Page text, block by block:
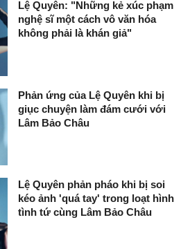
Lệ Quyên: "Những kẻ xúc phạm
nghệ sĩ một cách vô văn hóa
không phải là khán giả"
Phản ứng của Lệ Quyên khi bị
giục chuyện làm đám cưới với
Lâm Bảo Châu
Lệ Quyên phản pháo khi bị soi
kéo ảnh 'quá tay' trong loạt hình
tình tứ cùng Lâm Bảo Châu